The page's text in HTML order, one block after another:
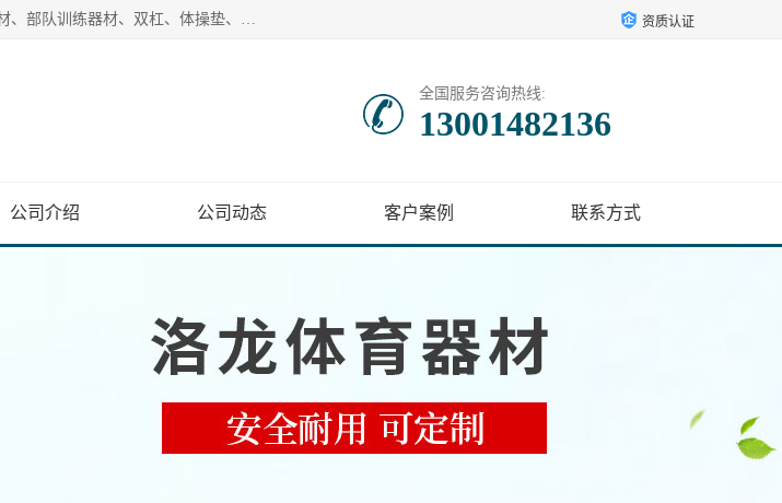
【1分钟前更新】盐山洛龙体育器材销售有限公司批量供应：300米障碍器材、400米障碍器材、部队训练器材、双杠、体操垫、舞蹈把杆等产品。盐山洛龙体育器材销售有限公司经过多年的发展，集研发，生产，销售，售后服务为一体. 奉行“质量，信誉，服务”的宗旨，以开拓创新的精神和真诚守信的态度积极进取。 资质认证
全国服务咨询热线:
13001482136
公司介绍 公司动态 客户案例 联系方式